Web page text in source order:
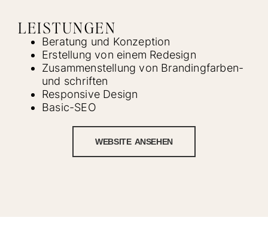
LEISTUNGEN
Beratung und Konzeption
Erstellung von einem Redesign
Zusammenstellung von Brandingfarben-
und schriften
Responsive Design
Basic-SEO
WEBSITE ANSEHEN